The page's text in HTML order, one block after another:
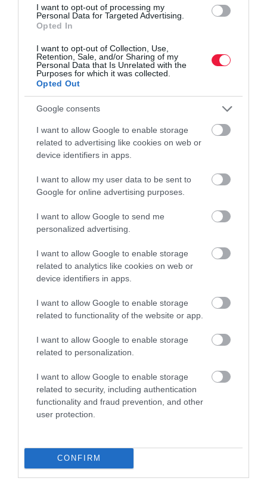
I want to opt-out of processing my
Personal Data for Targeted Advertising.
Opted In
I want to opt-out of Collection, Use,
Retention, Sale, and/or Sharing of my
Personal Data that Is Unrelated with the
Purposes for which it was collected.
Opted Out
Google consents
I want to allow Google to enable storage
related to advertising like cookies on web or
device identifiers in apps.
I want to allow my user data to be sent to
Google for online advertising purposes.
I want to allow Google to send me
personalized advertising.
I want to allow Google to enable storage
related to analytics like cookies on web or
device identifiers in apps.
I want to allow Google to enable storage
related to functionality of the website or app.
I want to allow Google to enable storage
related to personalization.
I want to allow Google to enable storage
related to security, including authentication
functionality and fraud prevention, and other
user protection.
CONFIRM
A világ tíz leggazdagabb embere 540 milliárd dollárt keresett a
koronavírus-járvány kezdete óta a szegénység ellen küzdő civil
szervezet, az Oxfam jelentése szerint.
Bill Gates azt tervezi, hogy összes vagyonát az általa alapított